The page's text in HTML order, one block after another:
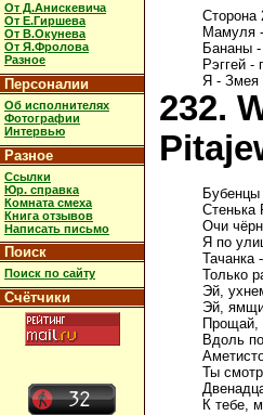
От Д.Анискевича
От Е.Гиршева
От В.Окунева
От Я.Фролова
Разное
Персоналии
Об исполнителях
Фотографии
Интервью
Разное
Ссылки
Юр. справка
Комната смеха
Книга отзывов
Написать письмо
Поиск
Поиск по сайту
Счётчики
Сторона
Мамуля
Бананы
Рэггей -
232.
Стенька
Очи
Я по
Тачанка
Только
Эй,
Эй,
Прощай,
Вдоль
Ты
К тебе,